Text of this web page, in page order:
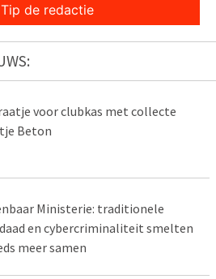
Tip de redactie
voor clubkas met collecte
Beton
Ministerie: traditionele
en cybercriminaliteit smelten
meer samen